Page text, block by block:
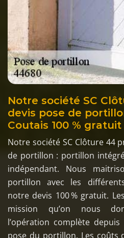
Notre société SC
devis pose de
Coutais 100 % gratuit
Notre société SC Clôture 44
de portillon : portillon
indépendant. Nous
portillon avec les
notre devis 100 % gratuit.
mission qu’on nous
l’opération complète
pose du portillon. Les coûts